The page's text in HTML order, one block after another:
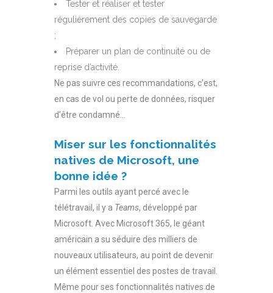
Tester et réaliser et tester
régulièrement des copies de sauvegarde
;
Préparer un plan de continuité ou de
reprise d’activité.
Ne pas suivre ces recommandations, c’est,
en cas de vol ou perte de données, risquer
d’être condamné…
Miser sur les fonctionnalités
natives de Microsoft, une
bonne idée ?
Parmi les outils ayant percé avec le
télétravail, il y a Teams, développé par
Microsoft. Avec Microsoft 365, le géant
américain a su séduire des milliers de
nouveaux utilisateurs, au point de devenir
un élément essentiel des postes de travail.
Même pour ses fonctionnalités natives de